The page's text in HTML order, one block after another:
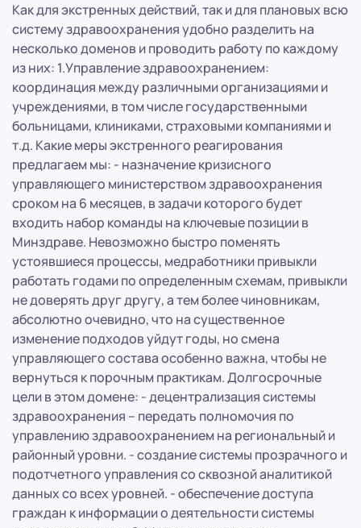
Как для экстренных действий, так и для плановых всю
систему здравоохранения удобно разделить на
несколько доменов и проводить работу по каждому
из них: 1.Управление здравоохранением:
координация между различными организациями и
учреждениями, в том числе государственными
больницами, клиниками, страховыми компаниями и
т.д. Какие меры экстренного реагирования
предлагаем мы: - назначение кризисного
управляющего министерством здравоохранения
сроком на 6 месяцев, в задачи которого будет
входить набор команды на ключевые позиции в
Минздраве. Невозможно быстро поменять
устоявшиеся процессы, медработники привыкли
работать годами по определенным схемам, привыкли
не доверять друг другу, а тем более чиновникам,
абсолютно очевидно, что на существенное
изменение подходов уйдут годы, но смена
управляющего состава особенно важна, чтобы не
вернуться к порочным практикам. Долгосрочные
цели в этом домене: - децентрализация системы
здравоохранения – передать полномочия по
управлению здравоохранением на региональный и
районный уровни. - создание системы прозрачного и
подотчетного управления со сквозной аналитикой
данных со всех уровней. - обеспечение доступа
граждан к информации о деятельности системы